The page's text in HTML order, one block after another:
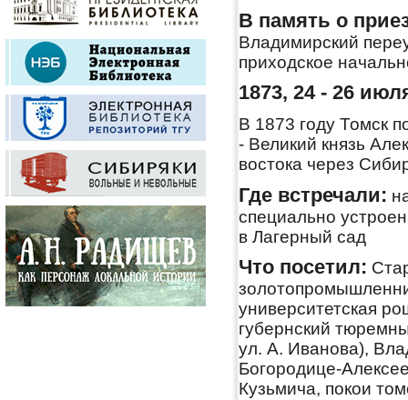
В память о
Владимирский
приходское
1873, 24 - 26
В 1873 году Томск
- Великий князь
востока через
Где встречали:
специально
в Лагерный сад
Что посетил:
университетская
губернский
ул. А. Иванова),
Богородице-
Кузьмича, покои